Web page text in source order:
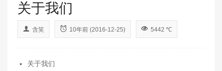
关于我们
含笑 10年前 (2016-12-25) 5442 ℃
关于我们